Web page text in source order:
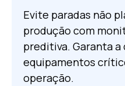
Evite paradas não
produção com
preditiva. Garanta
equipamentos
operação.